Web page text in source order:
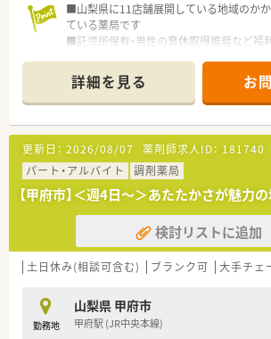
■山梨県に11店舗展開している地域のか
ている薬局です
■託児所保有・男性の育休取得推奨など福
■残業が少なく、アットホームな職場雰囲
詳細を見る お
更新日： 2026/08/07 薬剤師求人ID： 181740
パート・アルバイト
調剤薬局
【甲府市】＜週4日～＞あたたかさが魅力
検討リストに追加
土日休み(相談可含む) ブランク可 大手チェ
勤務地
山梨県 甲府市
甲府駅 (JR中央本線)